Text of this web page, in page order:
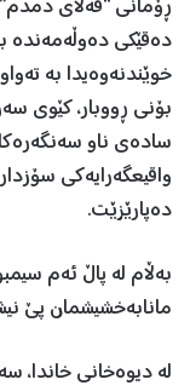
ڕۆمانی “قەڵای دمدم”
دەقێکی دەوڵەمەندە
خوێندنەوەیدا بە
بۆنی ڕووبار، کێوی
سادەی ناو
واقیعگەرایەکی
دەپارێزێت.
بەڵام لە پاڵ ئەم
مانابەخشیشمان پێ
لە دیوەخانی خاندا،